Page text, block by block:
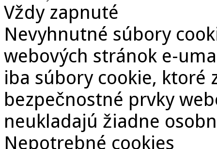
Vždy zapnuté
Nevyhnutné súbory
webových stránok e-
iba súbory cookie, ktoré
bezpečnostné prvky
neukladajú žiadne
Nepotrebné cookies